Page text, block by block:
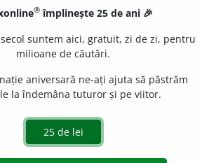
pop.șifam.) căpui, ( ) a
fam.fig.) a căptuși, a umfla. (A ~ în
în brațe.) 3.a răpi.(Gangsterii au ~t-o
® împlinește 25 de ani 🎉
suntem aici, gratuit, zi de zi, pentru
milioane de căutări.
aniversară ne-ați ajuta să păstrăm
la îndemâna tuturor și pe viitor.